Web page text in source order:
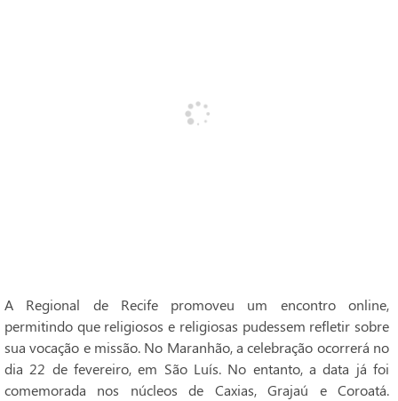
A Regional de Recife promoveu um encontro online,
permitindo que religiosos e religiosas pudessem refletir sobre
sua vocação e missão. No Maranhão, a celebração ocorrerá no
dia 22 de fevereiro, em São Luís. No entanto, a data já foi
comemorada nos núcleos de Caxias, Grajaú e Coroatá.